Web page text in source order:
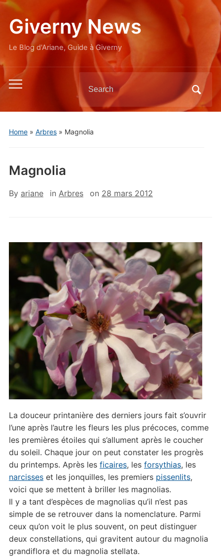
Giverny News
Le Blog d'Ariane, Guide à Giverny
Toggle
menu
Search
for:
Home» Arbres» Magnolia
Magnolia
By ariane in Arbres on 28 mars 2012
La douceur printanière des derniers jours fait s’ouvrir
l’une après l’autre les fleurs les plus précoces, comme
les premières étoiles qui s’allument après le coucher
du soleil. Chaque jour on peut constater les progrès
du printemps. Après les ficaires, les forsythias, les
narcisseset les jonquilles, les premiers pissenlits,
voici que se mettent à briller les magnolias.
Il y a tant d’espèces de magnolias qu’il n’est pas
simple de se retrouver dans la nomenclature. Parmi
ceux qu’on voit le plus souvent, on peut distinguer
deux constellations, qui gravitent autour du magnolia
grandiflora et du magnolia stellata.